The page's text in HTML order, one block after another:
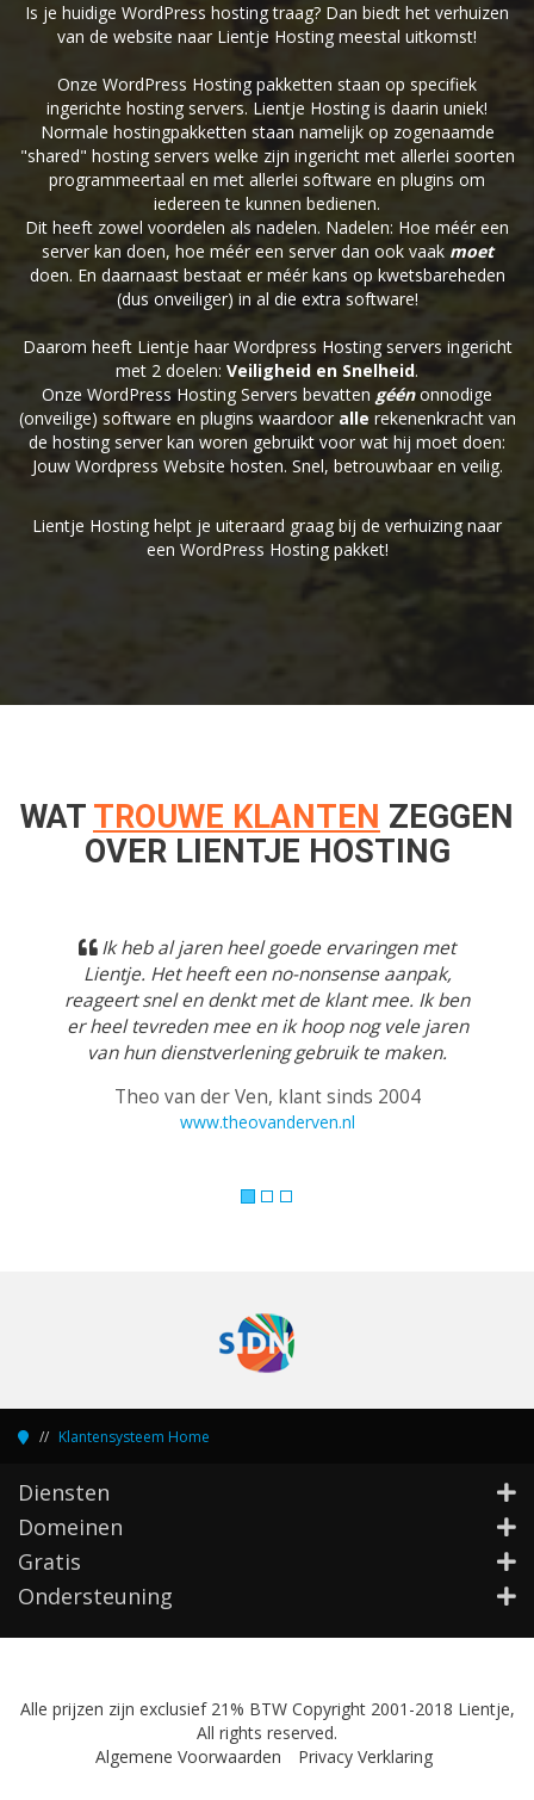
Is je huidige WordPress hosting traag? Dan biedt het verhuizen
van de website naar Lientje Hosting meestal uitkomst!
Onze WordPress Hosting pakketten staan op specifiek
ingerichte hosting servers. Lientje Hosting is daarin uniek!
Normale hostingpakketten staan namelijk op zogenaamde
"shared" hosting servers welke zijn ingericht met allerlei soorten
programmeertaal en met allerlei software en plugins om
iedereen te kunnen bedienen.
Dit heeft zowel voordelen als nadelen. Nadelen: Hoe méér een
server kan doen, hoe méér een server dan ook vaak moet
doen. En daarnaast bestaat er méér kans op kwetsbareheden
(dus onveiliger) in al die extra software!
Daarom heeft Lientje haar Wordpress Hosting servers ingericht
met 2 doelen: Veiligheid en Snelheid.
Onze WordPress Hosting Servers bevatten géénonnodige
(onveilige) software en plugins waardoor alle rekenenkracht van
de hosting server kan woren gebruikt voor wat hij moet doen:
Jouw Wordpress Website hosten. Snel, betrouwbaar en veilig.
Lientje Hosting helpt je uiteraard graag bij de verhuizing naar
een WordPress Hosting pakket!
WAT TROUWE KLANTEN ZEGGEN
OVER LIENTJE HOSTING
Ik heb al jaren heel goede ervaringen met
Lientje. Het heeft een no-nonsense aanpak,
reageert snel en denkt met de klant mee. Ik ben
er heel tevreden mee en ik hoop nog vele jaren
van hun dienstverlening gebruik te maken.
Theo van der Ven, klant sinds 2004
www.theovanderven.nl
Previous
Klantensysteem Home
Diensten
Domeinen
Gratis
Ondersteuning
Alle prijzen zijn exclusief 21% BTW Copyright 2001-2018 Lientje,
All rights reserved.
Algemene Voorwaarden
Privacy Verklaring